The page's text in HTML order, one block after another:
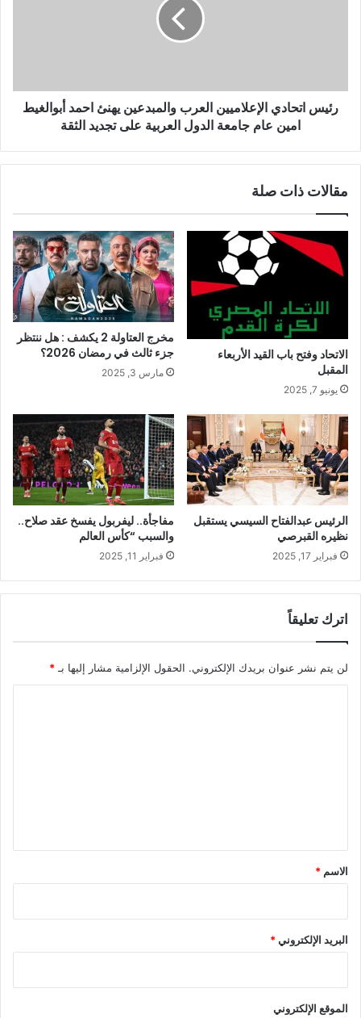
رئيس اتحادي الإعلاميين العرب والمبدعين يهنئ احمد أبوالغيط
امين عام جامعة الدول العربية على تجديد الثقة
مقالات ذات صلة
الاتحاد وفتح باب القيد الأربعاء
المقبل
يونيو 7, 2025
مخرج العتاولة 2 يكشف : هل ننتظر
جزء ثالث في رمضان 2026؟
مارس 3, 2025
الرئيس عبدالفتاح السيسي يستقبل
نظيره القبرصي
فبراير 17, 2025
مفاجأة.. ليفربول يفسخ عقد صلاح..
والسبب “كأس العالم
فبراير 11, 2025
اترك تعليقاً
لن يتم نشر عنوان بريدك الإلكتروني. الحقول الإلزامية مشار إليها بـ *
*
الاسم *
البريد الإلكتروني*
الموقع الإلكتروني